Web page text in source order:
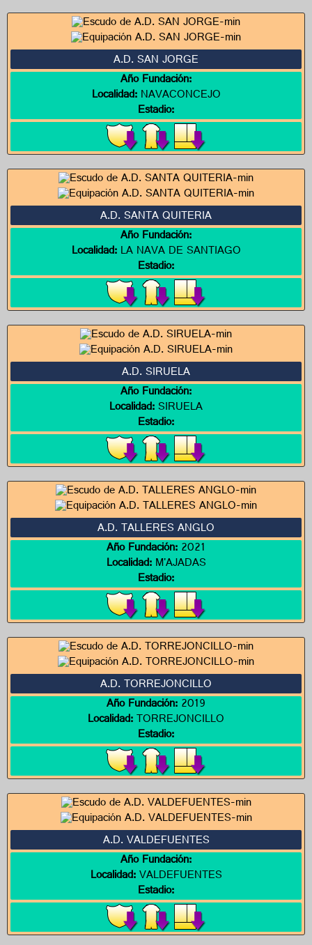
A.D. SAN JORGE
Año Fundación:
Localidad:NAVACONCEJO
Estadio:
A.D. SANTA QUITERIA
Año Fundación:
Localidad:LA NAVA DE SANTIAGO
Estadio:
A.D. SIRUELA
Año Fundación:
Localidad:SIRUELA
Estadio:
A.D. TALLERES ANGLO
Año Fundación:2021
Localidad:M'AJADAS
Estadio:
A.D. TORREJONCILLO
Año Fundación:2019
Localidad:TORREJONCILLO
Estadio:
A.D. VALDEFUENTES
Año Fundación:
Localidad:VALDEFUENTES
Estadio: